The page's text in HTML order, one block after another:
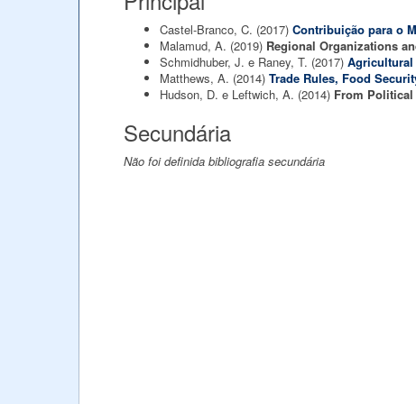
Castel-Branco, C. (2017) Contribuição para o
Malamud, A. (2019) Regional Organizations
Schmidhuber, J. e Raney, T. (2017) Agricultural
Matthews, A. (2014) Trade Rules, Food
Hudson, D. e Leftwich, A. (2014) From
Secundária
Não foi definida bibliografia secundária